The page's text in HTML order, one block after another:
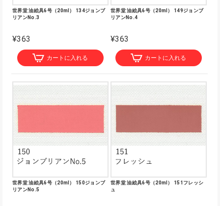
世界堂 油絵具6号（20ml） 134ジョンブ
リアンNo.3
¥363
カートに入れる
世界堂 油絵具6号（20ml） 149ジョンブ
リアンNo.4
¥363
カートに入れる
世界堂 油絵具6号（20ml） 150ジョンブ
リアンNo.5
世界堂 油絵具6号（20ml） 151フレッシ
ュ